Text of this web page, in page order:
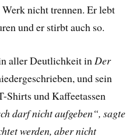
nicht trennen. Er lebt
und er stirbt auch so.
aller Deutlichkeit inDer
und sein
Shirts und Kaffeetassen
darf nicht aufgeben“, sagte
werden, aber nicht